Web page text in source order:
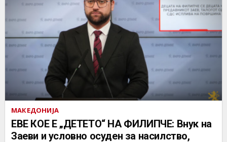
МАКЕДОНИЈА
ЕВЕ КОЕ Е „ДЕТЕТО“ НА ФИЛИПЧЕ: Внук на
Заеви и условно осуден за насилство,